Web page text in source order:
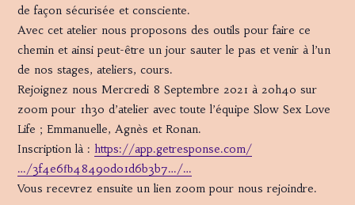
de façon sécurisée et consciente.
Avec cet atelier nous proposons des outils pour faire ce
chemin et ainsi peut-être un jour sauter le pas et venir à l’un
de nos stages, ateliers, cours.
Rejoignez nous Mercredi 8 Septembre 2021 à 20h40 sur
zoom pour 1h30 d’atelier avec toute l’équipe Slow Sex Love
Life ; Emmanuelle, Agnès et Ronan.
Inscription là : https://app.getresponse.com/
…/3f4e6fb48490d01d6b3b7…/…
Vous recevrez ensuite un lien zoom pour nous rejoindre.